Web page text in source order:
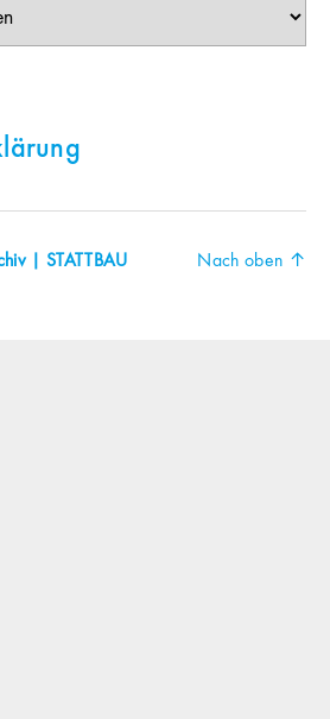
| STATTBAU
Nach oben ↑